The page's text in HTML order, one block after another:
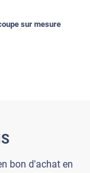
sur mesure
bon d'achat en